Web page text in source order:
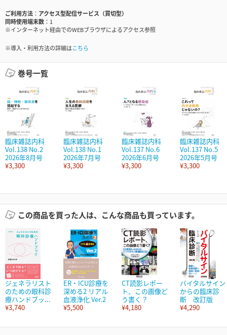
ご利用方法
アクセス型配信サービス（買切型）
同時使用端末数
1
※インターネット経由でのWEBブラウザによるアクセス参照
※導入・利用方法の詳細はこちら
巻号一覧
臨床雑誌内科
Vol.138 No.2
2026年8月号
¥3,300
臨床雑誌内科
Vol.138 No.1
2026年7月号
¥3,300
臨床雑誌内科
Vol.137 No.6
2026年6月号
¥3,300
臨床雑誌内科
Vol.137 No.5
2026年5月号
¥3,300
この商品を買った人は、こんな商品も買っています。
ジェネラリスト
のための眼科診
療ハンドブッ...
¥3,740
ER・ICU診療を
深める2 リアル
血液浄化 Ver.2
¥5,500
CT読影レポー
ト、この画像ど
う書く？
¥4,180
バイタルサイン
からの臨床診
断 改訂版
¥4,290